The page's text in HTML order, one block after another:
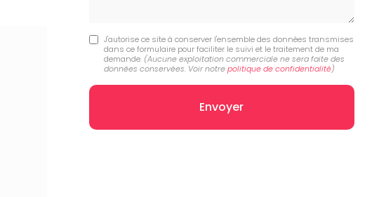
J'autorise ce site à conserver l'ensemble des données transmises
dans ce formulaire pour faciliter le suivi et le traitement de ma
demande. (Aucune exploitation commerciale ne sera faite des
données conservées. Voir notrepolitique de confidentialité)